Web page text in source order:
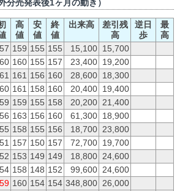
分売発表後1ヶ月の動き）
高
値
安
値
終
値
出来高
差引残
高
逆日
歩
最
高
159 155 155 15,100 15,700
160 155 157 23,400 19,200
161 156 160 28,600 18,300
161 158 160 20,400 19,400
159 155 158 20,200 21,400
163 156 160 61,300 18,900
158 155 156 18,700 23,800
157 150 157 72,700 19,700
153 149 149 18,800 24,600
158 148 152 99,600 24,600
160 154 154 348,800 26,000